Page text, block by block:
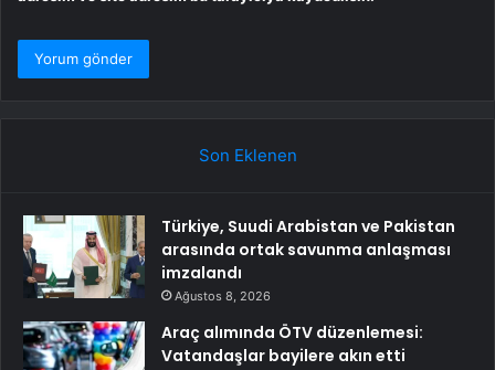
Son Eklenen
Türkiye, Suudi Arabistan ve Pakistan
arasında ortak savunma anlaşması
imzalandı
Ağustos 8, 2026
Araç alımında ÖTV düzenlemesi:
Vatandaşlar bayilere akın etti